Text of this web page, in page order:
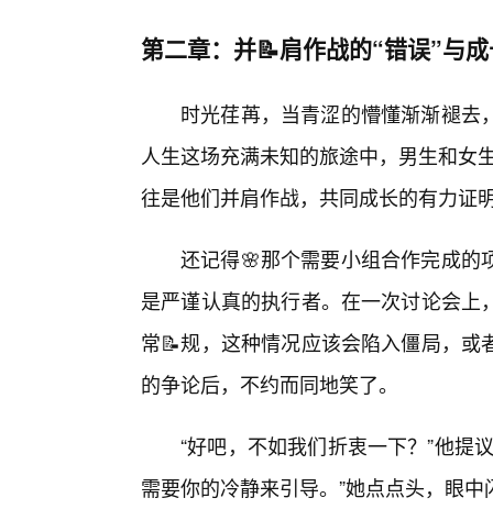
第二章：并📝肩作战的“错误”与
时光荏苒，当青涩的懵懂渐渐褪
人生这场充满未知的旅途中，男生和女
往是他们并肩作战，共同成长的有力证
还记得🌸那个需要小组合作完成的
是严谨认真的执行者。在一次讨论会
常📝规，这种情况应该会陷入僵局，
的争论后，不约而同地笑了。
“好吧，不如我们折衷一下？”他提
需要你的冷静来引导。”她点点头，眼